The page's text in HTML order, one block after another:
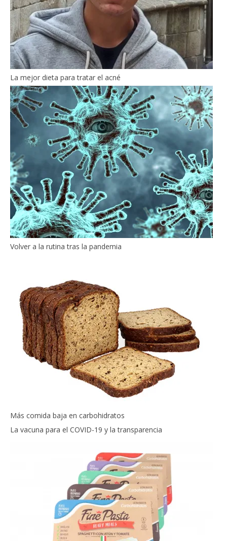
La mejor dieta para tratar el acné
Volver a la rutina tras la pandemia
Más comida baja en carbohidratos
La vacuna para el COVID-19 y la transparencia